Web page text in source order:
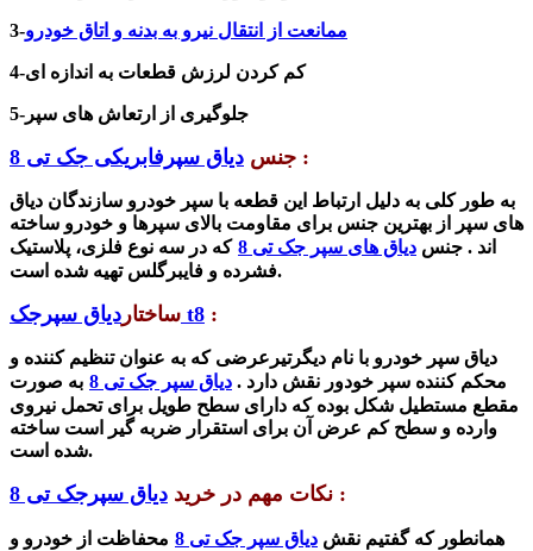
3-ممانعت از انتقال نیرو به بدنه و اتاق خودرو
4-کم کردن لرزش قطعات به اندازه ای
5-جلوگیری از ارتعاش های سپر
جنس دیاق سپرفابریکی جک تی 8 :
به طور کلی به دلیل ارتباط این قطعه با سپر خودرو سازندگان دیاق
های سپر از بهترین جنس برای مقاومت بالای سپرها و خودرو ساخته
اند . جنس دیاق های سپر جک تی 8
که در سه نوع فلزی، پلاستیک
فشرده و فایبرگلس تهیه شده است.
ساختار دیاق سپرجک t8 :
دیاق سپر خودرو با نام دیگرتیرعرضی که به عنوان تنظیم کننده و
محکم کننده سپر خودور نقش دارد . دیاق سپر جک تی 8
به صورت
مقطع مستطیل شکل بوده که دارای سطح طویل برای تحمل نیروی
وارده و سطح کم عرض آن برای استقرار ضربه گیر است ساخته
شده است.
نکات مهم در خرید دیاق سپرجک تی 8 :
همانطور که گفتیم نقش دیاق سپر جک تی 8
محفاظت از خودرو و